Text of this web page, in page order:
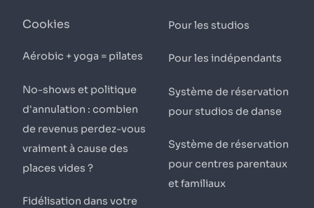
Cookies
Aérobic + yoga = pilates
No-shows et politique
d'annulation : combien
de revenus perdez-vous
vraiment à cause des
places vides ?
Fidélisation dans votre
Pour les studios
Pour les indépendants
Système de réservation
pour studios de danse
Système de réservation
pour centres parentaux
et familiaux